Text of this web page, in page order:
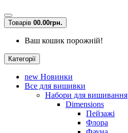
Товарів 00.00грн.
Ваш кошик порожній!
Категорії
new Новинки
Все для вишивки
Набори для вишивання
Dimensions
Пейзажі
Флора